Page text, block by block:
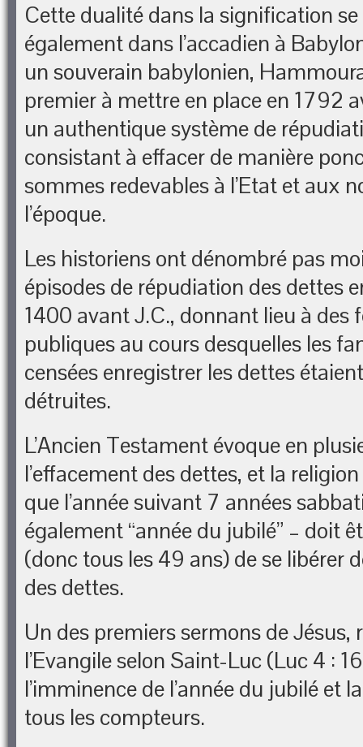
Cette dualité dans la signification
également dans l’accadien à
un souverain babylonien,
premier à mettre en place en 1792
un authentique système de
consistant à effacer de manière
sommes redevables à l’Etat et aux
l’époque.
Les historiens ont dénombré pas
épisodes de répudiation des dettes
1400 avant J.C., donnant lieu à des
publiques au cours desquelles les
censées enregistrer les dettes
détruites.
L’Ancien Testament évoque en
l’effacement des dettes, et la
que l’année suivant 7 années
également “année du jubilé” – doit
(donc tous les 49 ans) de se libérer
des dettes.
Un des premiers sermons de Jésus,
l’Evangile selon Saint-Luc (Luc 4 :
l’imminence de l’année du jubilé et
tous les compteurs.